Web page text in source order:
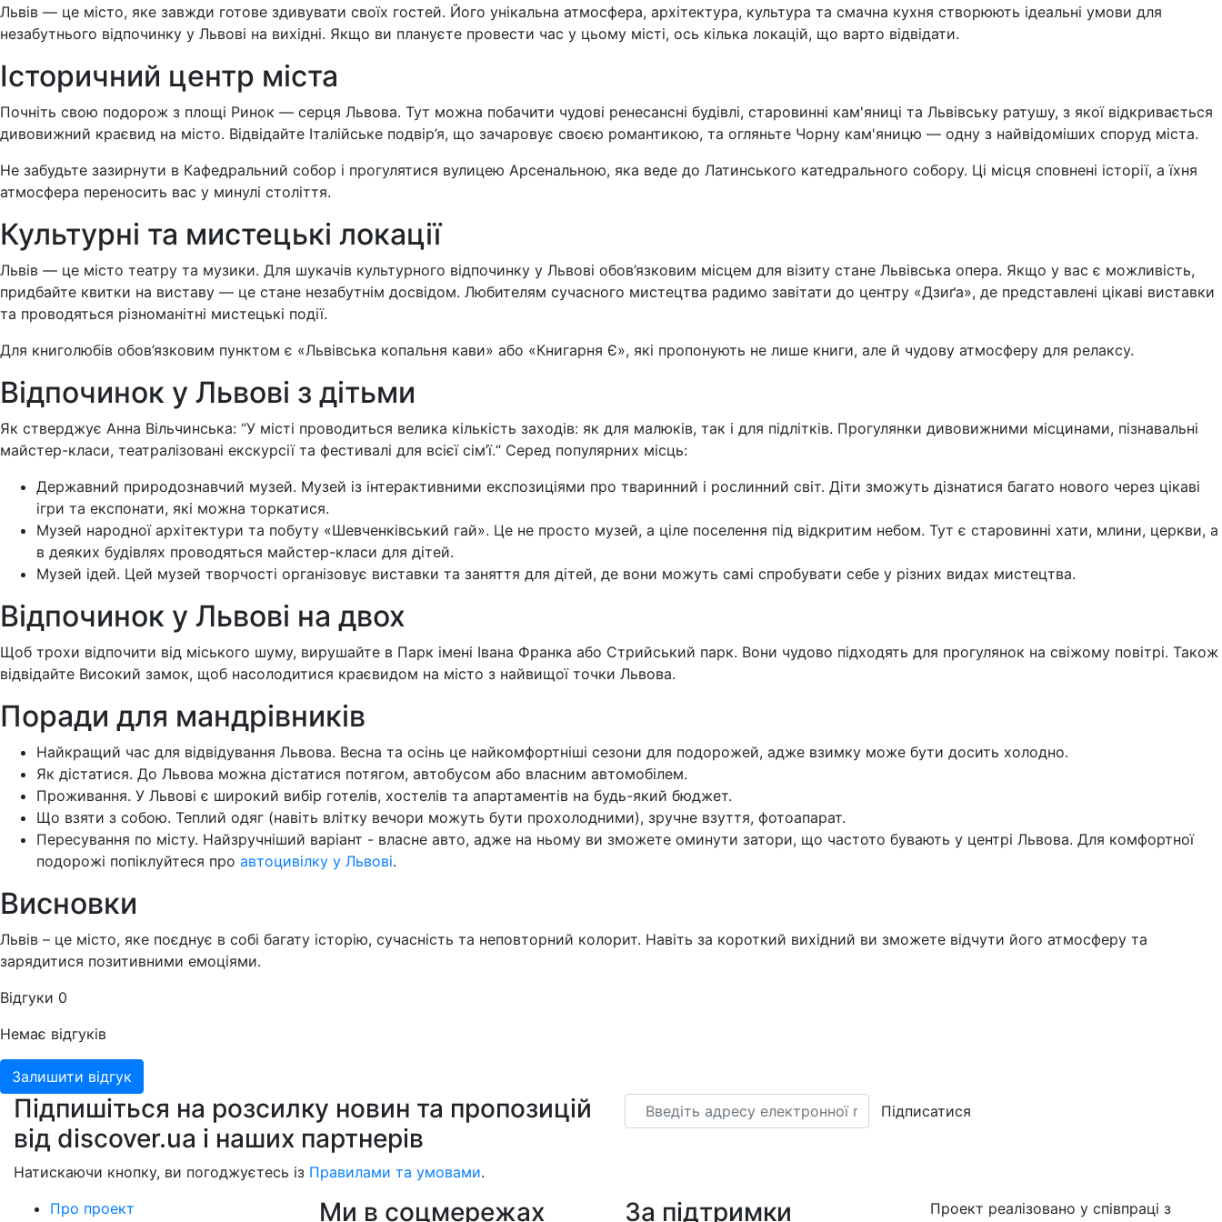
Львів — це місто, яке завжди готове здивувати своїх гостей. Його унікальна атмосфера, архітектура, культура та смачна кухня створюють ідеальні умови для
незабутнього відпочинку у Львові на вихідні. Якщо ви плануєте провести час у цьому місті, ось кілька локацій, що варто відвідати.
Історичний центр міста
Почніть свою подорож з площі Ринок — серця Львова. Тут можна побачити чудові ренесансні будівлі, старовинні кам'яниці та Львівську ратушу, з якої відкривається
дивовижний краєвид на місто. Відвідайте Італійське подвір’я, що зачаровує своєю романтикою, та огляньте Чорну кам'яницю — одну з найвідоміших споруд міста.
Не забудьте зазирнути в Кафедральний собор і прогулятися вулицею Арсенальною, яка веде до Латинського катедрального собору. Ці місця сповнені історії, а їхня
атмосфера переносить вас у минулі століття.
Культурні та мистецькі локації
Львів — це місто театру та музики. Для шукачів культурного відпочинку у Львові обов’язковим місцем для візиту стане Львівська опера. Якщо у вас є можливість,
придбайте квитки на виставу — це стане незабутнім досвідом. Любителям сучасного мистецтва радимо завітати до центру «Дзиґа», де представлені цікаві виставки
та проводяться різноманітні мистецькі події.
Для книголюбів обов’язковим пунктом є «Львівська копальня кави» або «Книгарня Є», які пропонують не лише книги, але й чудову атмосферу для релаксу.
Відпочинок у Львові з дітьми
Як стверджує Анна Вільчинська: “У місті проводиться велика кількість заходів: як для малюків, так і для підлітків. Прогулянки дивовижними місцинами, пізнавальні
майстер-класи, театралізовані екскурсії та фестивалі для всієї сім’ї.“ Серед популярних місць:
Державний природознавчий музей. Музей із інтерактивними експозиціями про тваринний і рослинний світ. Діти зможуть дізнатися багато нового через цікаві
ігри та експонати, які можна торкатися.
Музей народної архітектури та побуту «Шевченківський гай». Це не просто музей, а ціле поселення під відкритим небом. Тут є старовинні хати, млини, церкви, а
в деяких будівлях проводяться майстер-класи для дітей.
Музей ідей. Цей музей творчості організовує виставки та заняття для дітей, де вони можуть самі спробувати себе у різних видах мистецтва.
Відпочинок у Львові на двох
Щоб трохи відпочити від міського шуму, вирушайте в Парк імені Івана Франка або Стрийський парк. Вони чудово підходять для прогулянок на свіжому повітрі. Також
відвідайте Високий замок, щоб насолодитися краєвидом на місто з найвищої точки Львова.
Поради для мандрівників
Найкращий час для відвідування Львова. Весна та осінь це найкомфортніші сезони для подорожей, адже взимку може бути досить холодно.
Як дістатися. До Львова можна дістатися потягом, автобусом або власним автомобілем.
Проживання. У Львові є широкий вибір готелів, хостелів та апартаментів на будь-який бюджет.
Що взяти з собою. Теплий одяг (навіть влітку вечори можуть бути прохолодними), зручне взуття, фотоапарат.
Пересування по місту. Найзручніший варіант - власне авто, адже на ньому ви зможете оминути затори, що частото бувають у центрі Львова. Для комфортної
подорожі попіклуйтеся про автоцивілку у Львові.
Висновки
Львів – це місто, яке поєднує в собі багату історію, сучасність та неповторний колорит. Навіть за короткий вихідний ви зможете відчути його атмосферу та
зарядитися позитивними емоціями.
Відгуки 0
Немає відгуків
Залишити відгук
Підпишіться на розсилку новин та пропозицій
від discover.ua і наших партнерів
Натискаючи кнопку, ви погоджуєтесь із Правилами та умовами.
Підписатися
Про проект
Ми в соцмережах За підтримки
Проект реалізовано у співпраці з